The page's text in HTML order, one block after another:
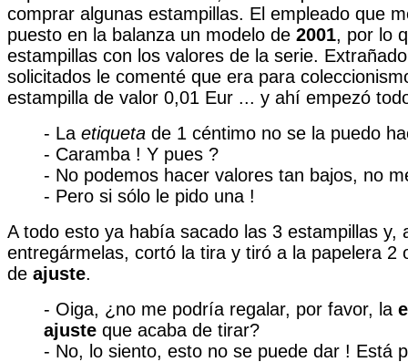
comprar algunas estampillas. El empleado que
puesto en la balanza un modelo de 2001, por lo
estampillas con los valores de la serie.
solicitados le comenté que era para
estampilla de valor 0,01 Eur ... y ahí empezó
- La etiqueta de 1 céntimo no se la puedo
- Caramba ! Y pues ?
- No podemos hacer valores tan bajos, no
- Pero si sólo le pido una !
A todo esto ya había sacado las 3 estampillas y,
entregármelas, cortó la tira y tiró a la papelera 2
de ajuste.
- Oiga, ¿no me podría regalar, por favor, la
ajuste que acaba de tirar?
- No, lo siento, esto no se puede dar ! Está